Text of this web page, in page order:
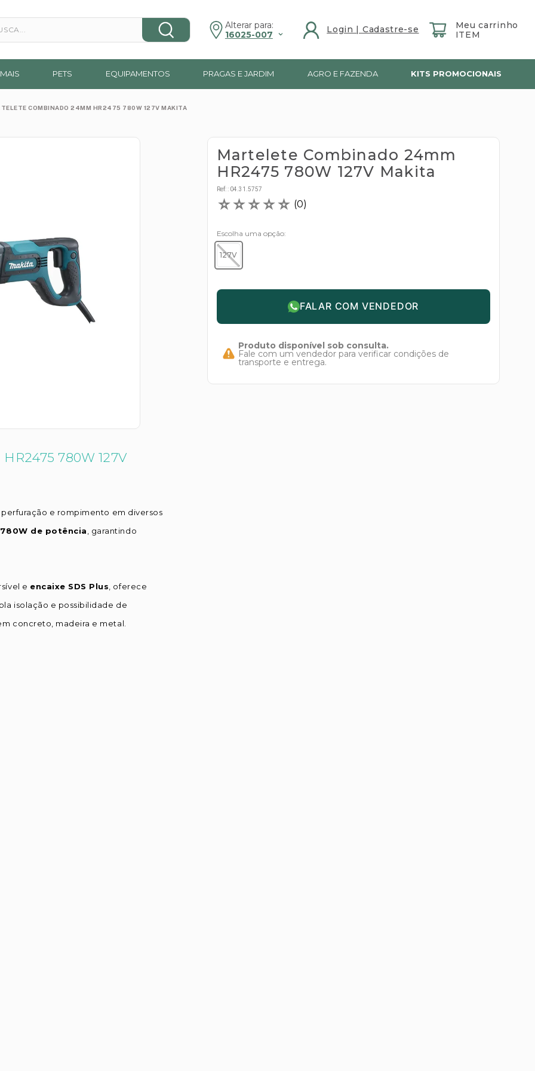
Alterar para:
16025-007
PETS EQUIPAMENTOS PRAGAS E JARDIM AGRO E FAZENDA KITS PROMOCIONAIS
COMBINADO 24MM HR2475 780W 127V MAKITA
780W 127V
e rompimento em diversos
780W de potência , garantindo
e encaixe SDS Plus , oferece
isolação e possibilidade de
concreto, madeira e metal.
Martelete Combinado 24mm
HR2475 780W 127V Makita
Ref: : 04.31.5757
☆☆☆☆☆ (0)
Escolha uma opção
127V
FALAR COM VENDEDOR
Produto disponível sob consulta.
Fale com um vendedor para verificar condições de
transporte e entrega.